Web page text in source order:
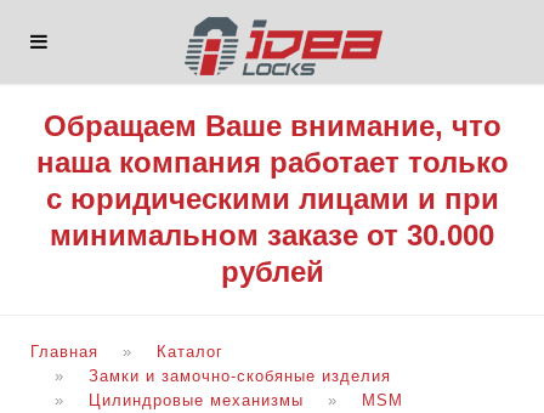
Обращаем Ваше внимание, что
наша компания работает только
с юридическими лицами и при
минимальном заказе от 30.000
рублей
Главная
Каталог
Замки и замочно-скобяные изделия
Цилиндровые механизмы
MSM